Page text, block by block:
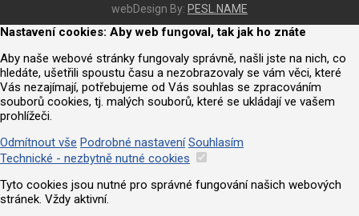
webDesign By: PESL.NAME
Nastavení cookies: Aby web fungoval, tak jak ho znáte
Aby naše webové stránky fungovaly správně, našli jste na nich, co
hledáte, ušetřili spoustu času a nezobrazovaly se vám věci, které
Vás nezajímají, potřebujeme od Vás souhlas se zpracováním
souborů cookies, tj. malých souborů, které se ukládají ve vašem
prohlížeči.
Odmítnout vše Podrobné nastavení Souhlasím
Technické - nezbytně nutné cookies
Tyto cookies jsou nutné pro správné fungování našich webových
stránek. Vždy aktivní.